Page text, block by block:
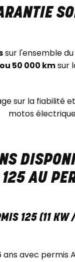
sur l'ensemble
50 000 kmsur
sur la fiabilité
motos
AU
125 (11 KW
ans avec permis